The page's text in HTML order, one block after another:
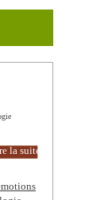
la suite